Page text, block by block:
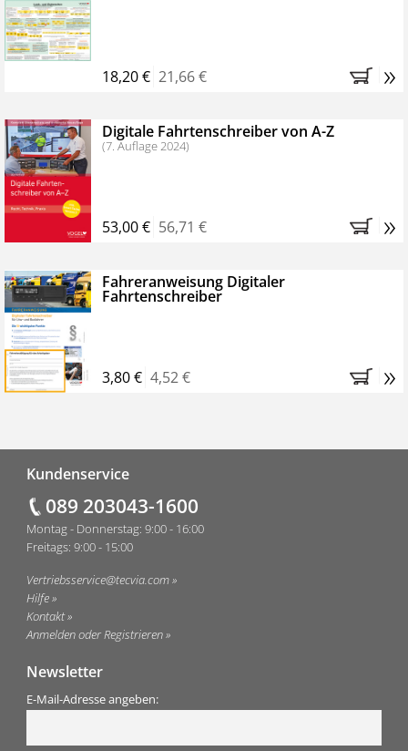
Bestellen Sie jetzt das VerkehrsRundschau Profipaket im
Kennenlern-Abo für zwei Monate (inkl. der derzeitig
Monaten brauchen Sie nichts weiter tun, das
Abonnement endet automatisch, es entstehen keine
weiteren Verpflichtungen.
18,20 € 21,66 € »
Digitale Fahrtenschreiber von A-Z
(7. Auflage 2024)
53,00 € 56,71 € »
Fahreranweisung Digitaler
Fahrtenschreiber
3,80 € 4,52 € »
Kundenservice
089 203043-1600
Montag - Donnerstag: 9:00 - 16:00
Freitags: 9:00 - 15:00
Vertriebsservice@tecvia.com
Hilfe
Kontakt
Anmelden oder Registrieren
Newsletter
E-Mail-Adresse angeben: